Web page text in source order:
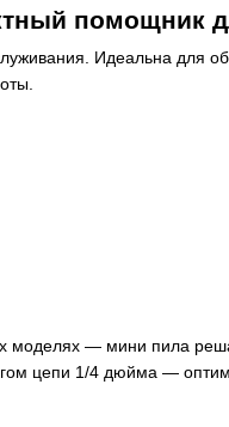
помощник
Идеальна для
— мини пила
цепи 1/4 дюйма —